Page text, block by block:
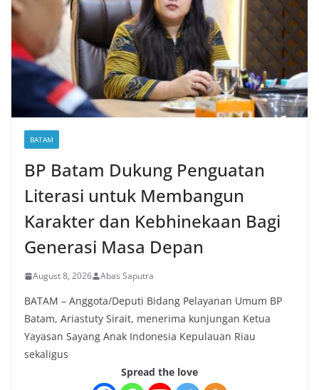
BATAM
BP Batam Dukung Penguatan
Literasi untuk Membangun
Karakter dan Kebhinekaan Bagi
Generasi Masa Depan
August 8, 2026 Abas Saputra
BATAM – Anggota/Deputi Bidang Pelayanan Umum BP
Batam, Ariastuty Sirait, menerima kunjungan Ketua
Yayasan Sayang Anak Indonesia Kepulauan Riau
sekaligus
Spread the love